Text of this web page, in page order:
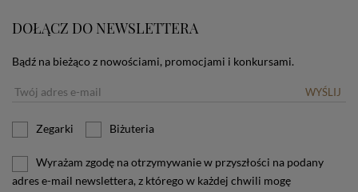
DOŁĄCZ DO NEWSLETTERA
Bądź na bieżąco z nowościami, promocjami i konkursami.
WYŚLIJ
Zegarki Biżuteria
Wyrażam zgodę na otrzymywanie w przyszłości na podany
adres e-mail newslettera, z którego w każdej chwili mogę